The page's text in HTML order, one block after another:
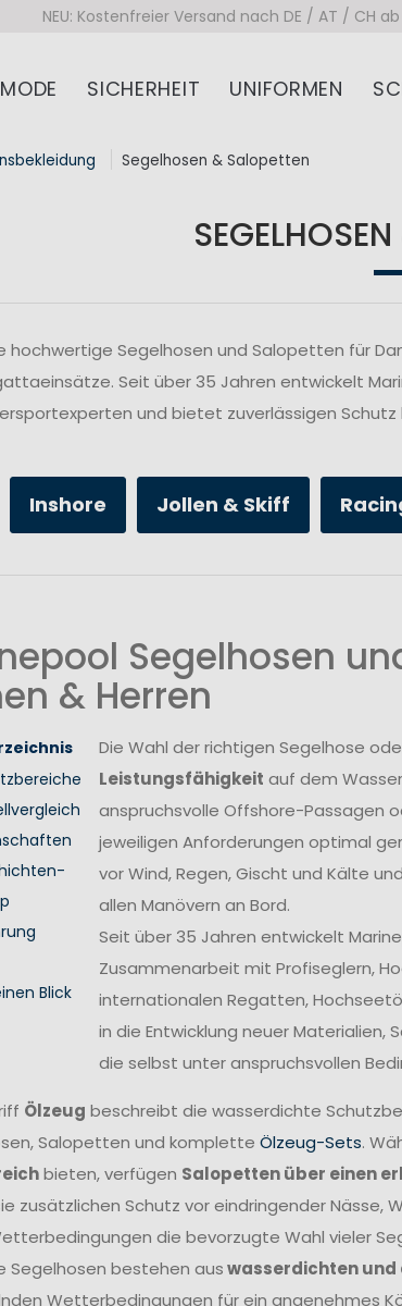
NEU: Kostenfreier Versand nach DE / AT / CH
MODE SICHERHEIT UNIFORMEN
Segelhosen & Salopetten
hochwertige Segelhosen und Salopetten für
Seit über 35 Jahren entwickelt
und bietet zuverlässigen
Inshore Jollen & Skiff
Segelhosen
& Herren
Blick
Die Wahl der richtigen Segelhose
Leistungsfähigkeit auf dem
anspruchsvolle Offshore-Passagen
jeweiligen Anforderungen optimal
vor Wind, Regen, Gischt und Kälte
allen Manövern an Bord.
Seit über 35 Jahren entwickelt
Zusammenarbeit mit Profiseglern,
internationalen Regatten,
in die Entwicklung neuer
die selbst unter anspruchsvollen
Ölzeug beschreibt die wasserdichte
Salopetten und komplette Ölzeug-Sets.
bieten, verfügen Salopetten über einen
zusätzlichen Schutz vor eindringender Nässe,
die bevorzugte Wahl vieler
Segelhosen bestehen auswasserdichten
Wetterbedingungen für ein angenehmes